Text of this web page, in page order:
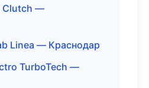
Clutch —
Linea — Краснодар
TurboTech —